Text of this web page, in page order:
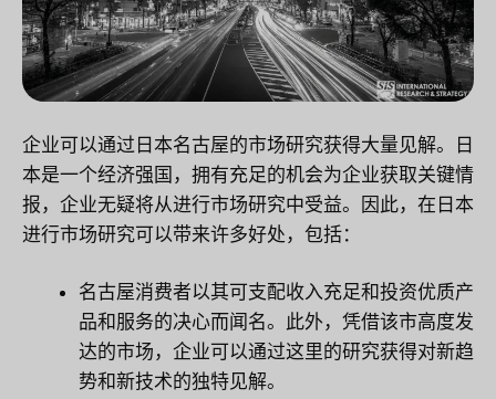
企业可以通过日本名古屋的市场研究获得大量见解。日
本是一个经济强国，拥有充足的机会为企业获取关键情
报，企业无疑将从进行市场研究中受益。因此，在日本
进行市场研究可以带来许多好处，包括：
名古屋消费者以其可支配收入充足和投资优质产
品和服务的决心而闻名。此外，凭借该市高度发
达的市场，企业可以通过这里的研究获得对新趋
势和新技术的独特见解。